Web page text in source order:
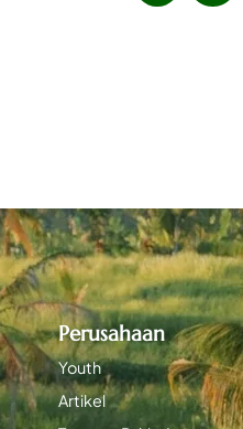
Perusahaan
Youth
Artikel